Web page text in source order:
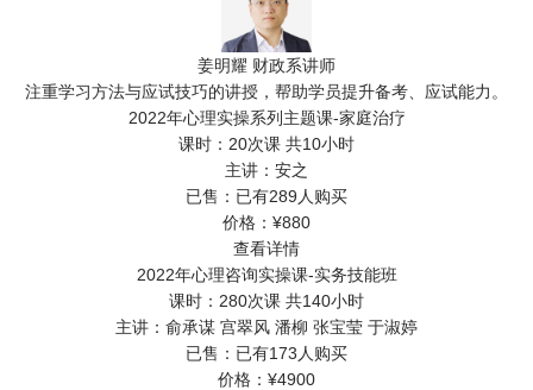
姜明耀 财政系讲师
注重学习方法与应试技巧的讲授，帮助学员提升备考、应试能力。
2022年心理实操系列主题课-家庭治疗
课时： 20次课 共10小时
主讲： 安之
已售： 已有289人购买
价格： ¥880
查看详情
2022年心理咨询实操课-实务技能班
课时： 280次课 共140小时
主讲： 俞承谋 宫翠风 潘柳 张宝莹 于淑婷
已售： 已有173人购买
价格： ¥4900